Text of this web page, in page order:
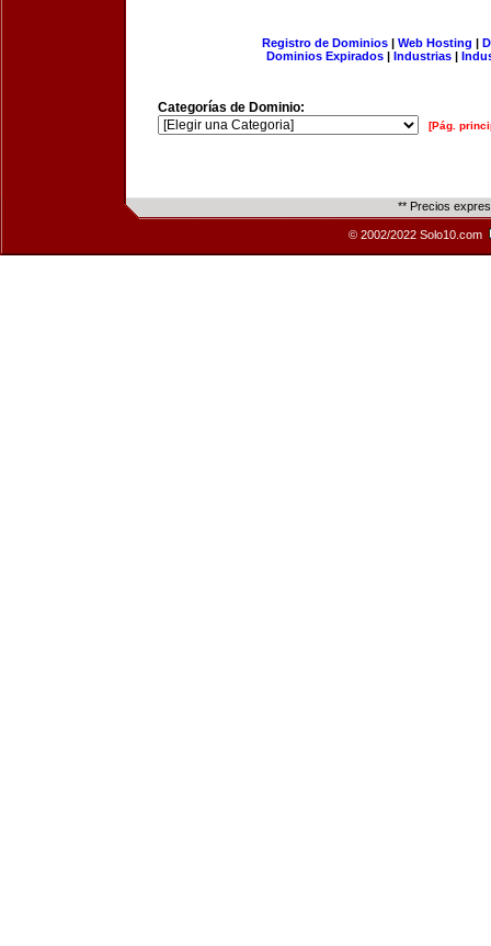
Registro de Dominios| Web Hosting |
Dominios Expirados | Industrias |
Categorías de Dominio:
[Pág.
** Precios
© 2002/2022 Solo10.com